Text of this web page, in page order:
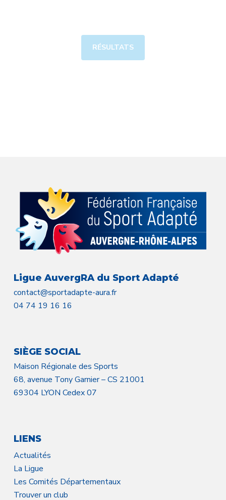
RÉSULTATS
Ligue AuvergRA du Sport Adapté
contact@sportadapte-aura.fr
04 74 19 16 16
SIÈGE SOCIAL
Maison Régionale des Sports
68, avenue Tony Garnier – CS 21001
69304 LYON Cedex 07
LIENS
Actualités
La Ligue
Les Comités Départementaux
Trouver un club